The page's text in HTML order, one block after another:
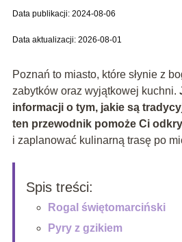
Data publikacji: 2024-08-06
Data aktualizacji: 2026-08-01
Poznań to miasto, które słynie z
zabytków oraz wyjątkowej kuchni.
informacji o tym, jakie są
ten przewodnik pomoże Ci
i zaplanować kulinarną trasę po
Spis treści:
Rogal świętomarciński
Pyry z gzikiem